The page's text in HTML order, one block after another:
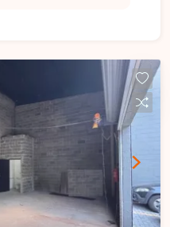
para a empresa
imóvel conta com
acessível e 03
oferecendo
clientes e
visita para conhecer
comercial.